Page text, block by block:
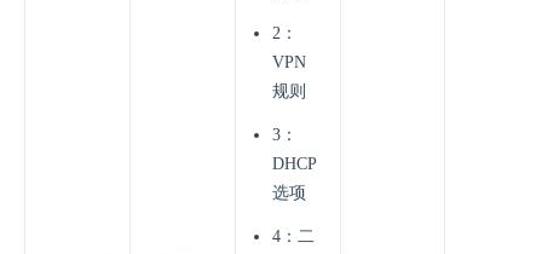
2：
VPN
规则
3：
DHCP
选项
4：二